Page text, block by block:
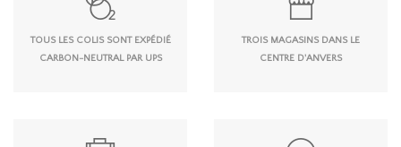
TOUS LES COLIS SONT EXPÉDIÉ
CARBON-NEUTRAL PAR UPS
TROIS MAGASINS DANS LE
CENTRE D'ANVERS